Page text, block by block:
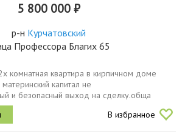
5 800 000 ₽
р-н Курчатовский
Профессора Благих 65
комнатная квартира в кирпичном доме
капитал не
и безопасный выход на сделку.обща
кухня 7кв.м, спальня 11 кв.м и комната
В избранное